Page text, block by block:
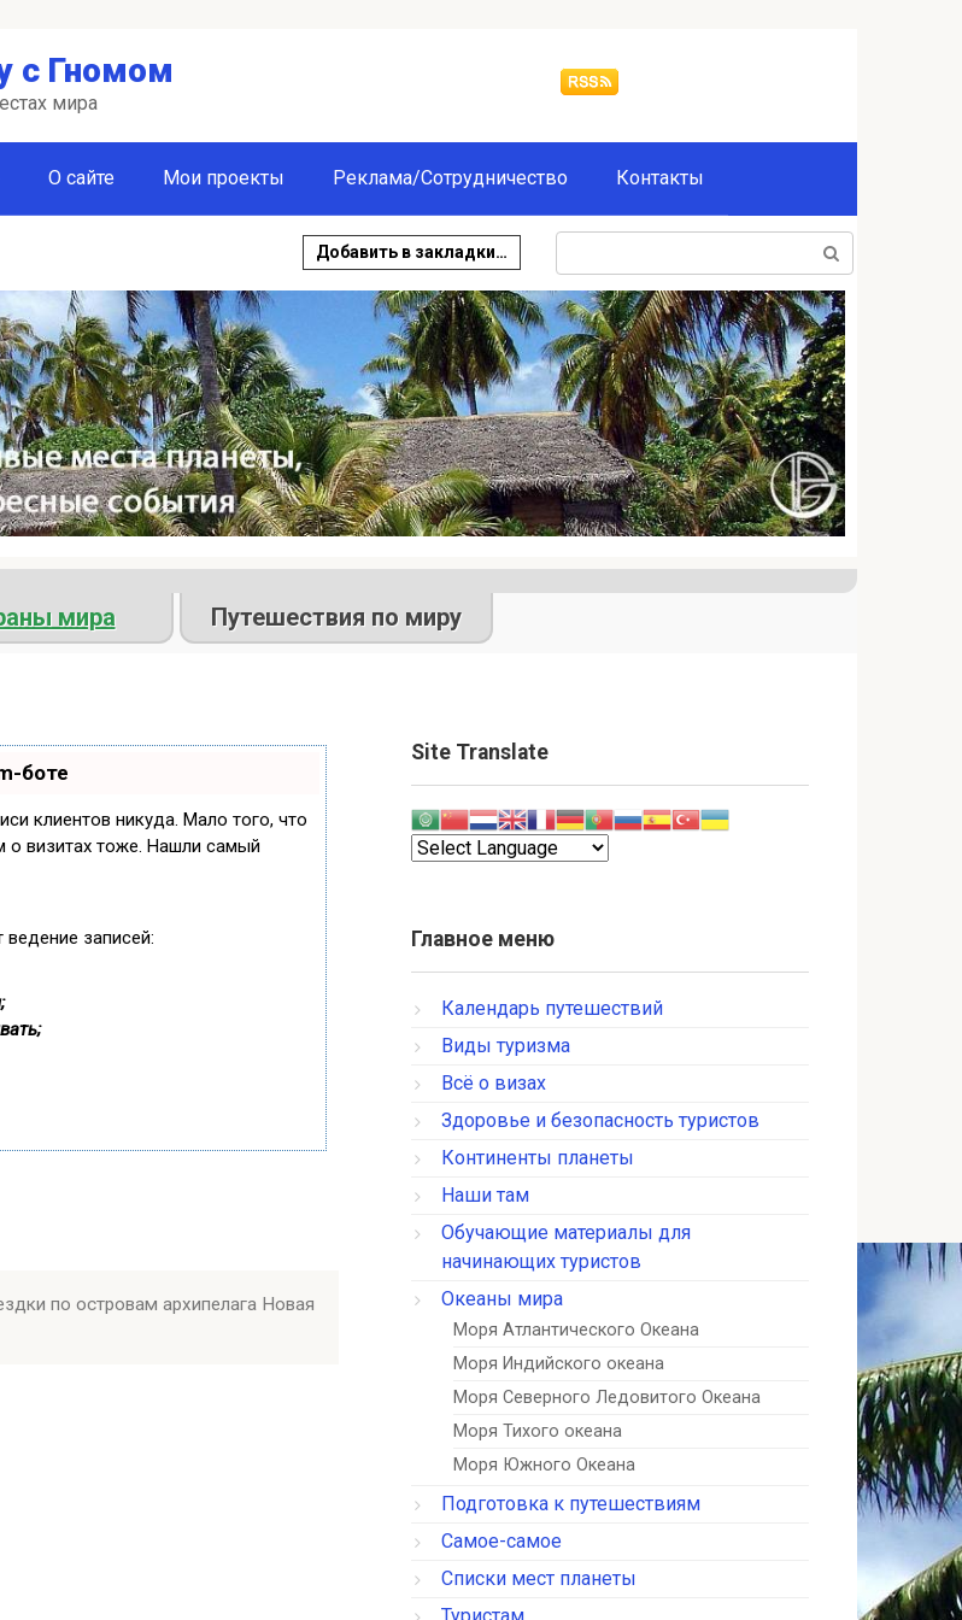
с Гномом
мира
О сайте Мои проекты Реклама/Сотрудничество Контакты
Добавить в закладки…
мира Путешествия по миру
боте
клиентов никуда. Мало того, что
о визитах тоже. Нашли самый
записей:
по островам архипелага Новая
Site Translate
Главное меню
Календарь путешествий
Виды туризма
Всё о визах
Здоровье и безопасность туристов
Континенты планеты
Наши там
Обучающие материалы для
начинающих туристов
Океаны мира
Моря Атлантического Океана
Моря Индийского океана
Моря Северного Ледовитого Океана
Моря Тихого океана
Моря Южного Океана
Подготовка к путешествиям
Самое-самое
Списки мест планеты